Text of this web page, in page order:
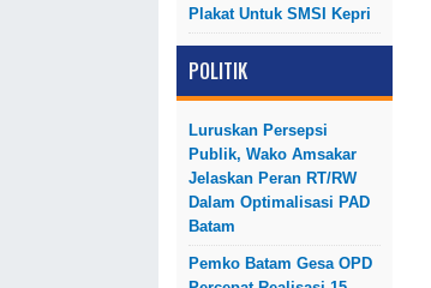
Plakat Untuk SMSI Kepri
POLITIK
Luruskan Persepsi
Publik, Wako Amsakar
Jelaskan Peran RT/RW
Dalam Optimalisasi PAD
Batam
Pemko Batam Gesa OPD